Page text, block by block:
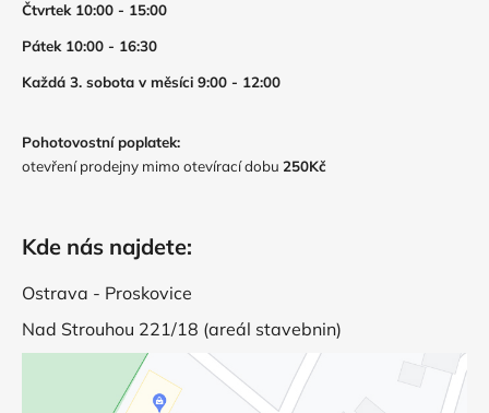
Čtvrtek 10:00 - 15:00
Pátek 10:00 - 16:30
Každá 3. sobota v měsíci 9:00 - 12:00
Pohotovostní poplatek:
otevření prodejny mimo otevírací dobu 250Kč
Kde nás najdete:
Ostrava - Proskovice
Nad Strouhou 221/18 (areál stavebnin)